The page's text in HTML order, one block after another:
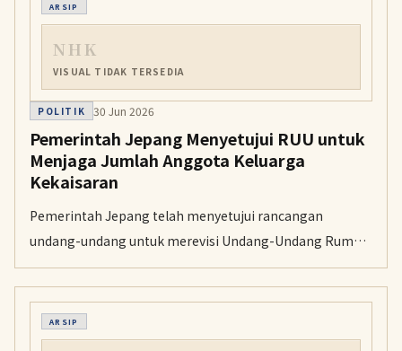
ARSIP
NHK
VISUAL TIDAK TERSEDIA
POLITIK 30 Jun 2026
Pemerintah Jepang Menyetujui RUU untuk
Menjaga Jumlah Anggota Keluarga
Kekaisaran
Pemerintah Jepang telah menyetujui rancangan
undang-undang untuk merevisi Undang-Undang Rumah
Tangga Kekaisaran dengan tujuan menjaga jumlah
anggota keluarga kekaisaran. Revisi itu juga
memungkinkan adopsi keturunan laki-laki dari garis
laki-laki dari bekas cabang kekaisaran.
ARSIP